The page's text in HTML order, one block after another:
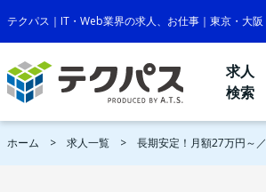
テクパス｜IT・Web業界の求人、お仕事｜東京・大
求人
検索
ホーム 求人一覧 長期安定！月額27万円～